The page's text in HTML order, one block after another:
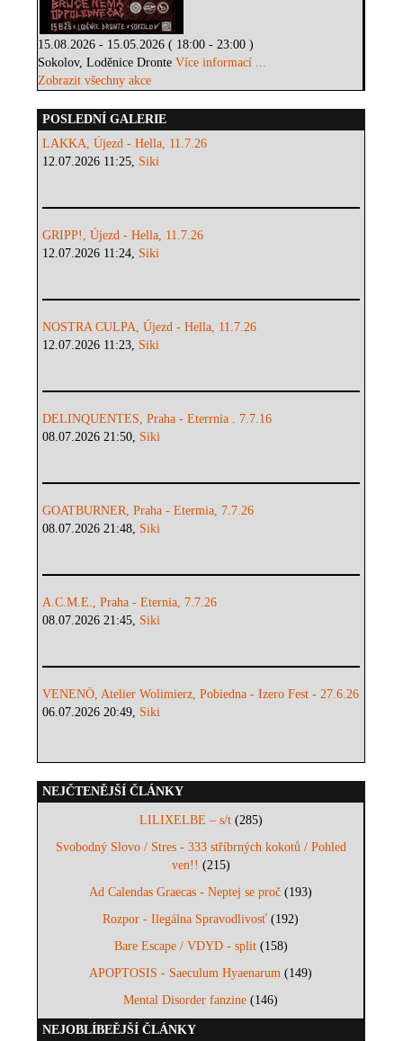
15.08.2026 - 15.05.2026 ( 18:00 - 23:00 )
Sokolov, Loděnice DronteVíce informací ...
Zobrazit všechny akce
POSLEDNÍ GALERIE
LAKKA, Újezd - Hella, 11.7.26
12.07.2026 11:25, Siki
GRIPP!, Újezd - Hella, 11.7.26
12.07.2026 11:24, Siki
NOSTRA CULPA, Újezd - Hella, 11.7.26
12.07.2026 11:23, Siki
DELINQUENTES, Praha - Eterrnia . 7.7.16
08.07.2026 21:50, Siki
GOATBURNER, Praha - Etermia, 7.7.26
08.07.2026 21:48, Siki
A.C.M.E., Praha - Eternia, 7.7.26
08.07.2026 21:45, Siki
VENENÖ, Atelier Wolimierz, Pobiedna - Izero Fest - 27.6.26
06.07.2026 20:49, Siki
NEJČTENĚJŠÍ ČLÁNKY
LILIXELBE – s/t(285)
Svobodný Slovo / Stres - 333 stříbrných kokotů / Pohled
ven!! (215)
Ad Calendas Graecas - Neptej se proč (193)
Rozpor - Ilegálna Spravodlivosť (192)
Bare Escape / VDYD - split(158)
APOPTOSIS - Saeculum Hyaenarum (149)
Mental Disorder fanzine (146)
NEJOBLÍBEĚJŠÍ ČLÁNKY